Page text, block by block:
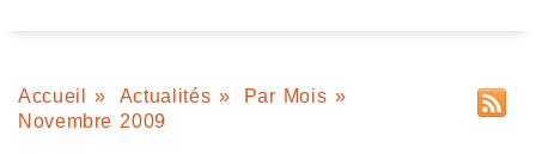
Accueil » Actualités » Par Mois »
Novembre 2009